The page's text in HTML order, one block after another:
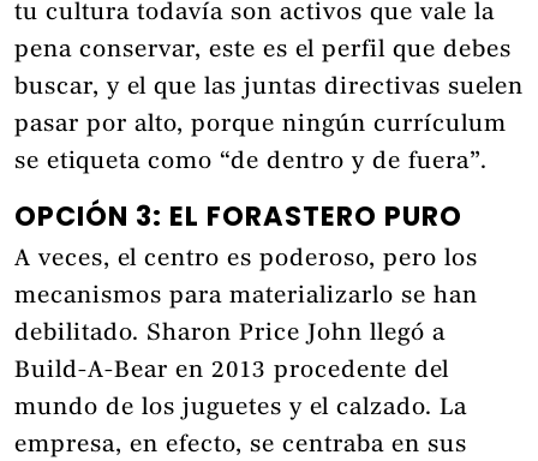
tu cultura todavía son activos que vale la
pena conservar, este es el perfil que debes
buscar, y el que las juntas directivas suelen
pasar por alto, porque ningún currículum
se etiqueta como “de dentro y de fuera”.
OPCIÓN 3: EL FORASTERO PURO
A veces, el centro es poderoso, pero los
mecanismos para materializarlo se han
debilitado. Sharon Price John llegó a
Build-A-Bear en 2013 procedente del
mundo de los juguetes y el calzado. La
empresa, en efecto, se centraba en sus